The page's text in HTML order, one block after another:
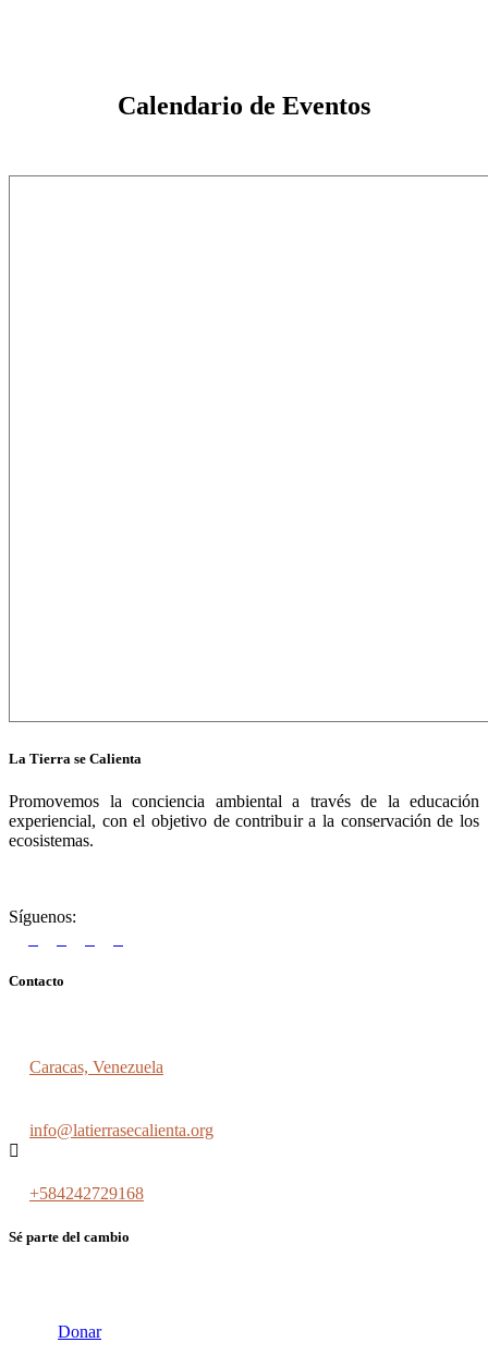
Calendario de Eventos
La Tierra se Calienta
Promovemos la conciencia ambiental a través de la educación
experiencial, con el objetivo de contribuir a la conservación de los
ecosistemas.
Síguenos:
Contacto
Caracas, Venezuela
info@latierrasecalienta.org
+584242729168
Sé parte del cambio
Donar